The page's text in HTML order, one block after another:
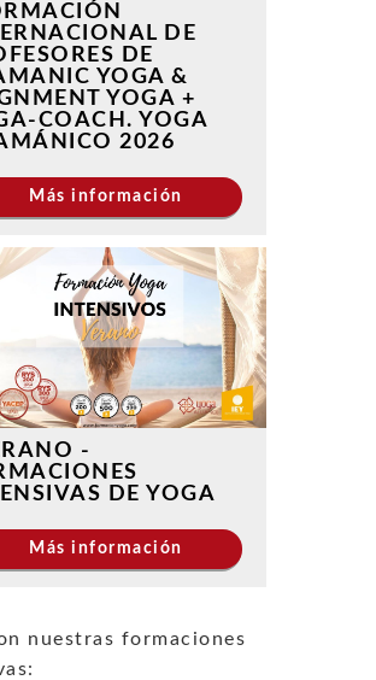
DE
DE
YOGA &
YOGA +
COACH. YOGA
2026
Más información
-
DE YOGA
Más información
nuestras formaciones